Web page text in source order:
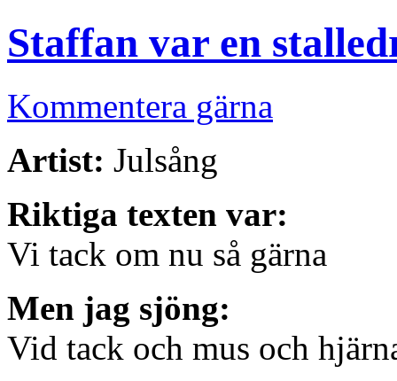
Staffan var en
Kommentera gärna
Artist: Julsång
Riktiga texten var:
Vi tack om nu så gärna
Men jag sjöng:
Vid tack och mus och